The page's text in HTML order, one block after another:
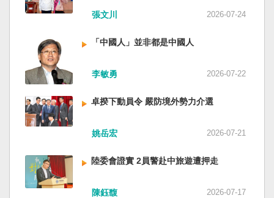
張文川 2026-07-24
「中國人」並非都是中國人
李敏勇 2026-07-22
卓揆下動員令 嚴防境外勢力介選
姚岳宏 2026-07-21
陸委會證實 2員警赴中旅遊遭押走
陳鈺馥 2026-07-17